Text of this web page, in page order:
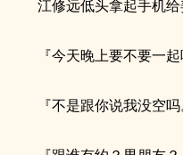
江修远低头拿起手机给
『今天晚上要不要一起
『不是跟你说我没空